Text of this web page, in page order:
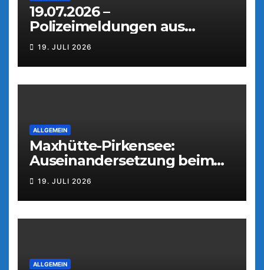
19.07.2026 –
Polizeimeldungen aus
Weiden
19. JULI 2026
ALLGEMEIN
Maxhütte-Pirkensee:
Auseinandersetzung beim
Parkfest
19. JULI 2026
ALLGEMEIN